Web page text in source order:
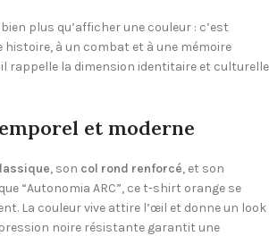
plus qu’afficher une couleur : c’est
histoire, à un combat et à une mémoire
rappelle la dimension identitaire et culturelle
et moderne
, son col rond renforcé, et son
“Autonomia ARC”, ce t-shirt orange se
La couleur vive attire l’œil et donne un look
noire résistante garantit une